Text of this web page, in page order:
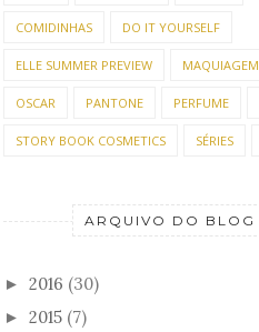
COMIDINHAS DO IT YOURSELF
ELLE SUMMER PREVIEW MAQUIAGEM
OSCAR PANTONE PERFUME
STORY BOOK COSMETICS SÉRIES
ARQUIVO DO BLOG
► 2016 (30)
► 2015 (7)